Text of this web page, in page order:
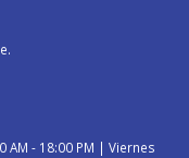
AM - 18:00 PM | Viernes